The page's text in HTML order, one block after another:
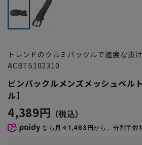
トレンドのクルミバックルで適度な抜
ACBT5102310
ピンバックルメンズメッシュベル
ル】
4,389円
なら 月々1,463円から。分割手数